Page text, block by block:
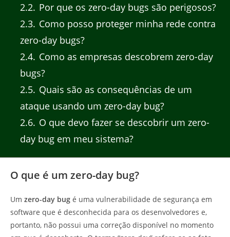
2.2 Por que os zero-day bugs são perigosos?
2.3 Como posso proteger minha rede contra
zero-day bugs?
2.4 Como as empresas descobrem zero-day
bugs?
2.5 Quais são as consequências de um
ataque usando um zero-day bug?
2.6 O que devo fazer se descobrir um zero-
day bug em meu sistema?
O que é um zero-day bug?
Um zero-day bug é uma vulnerabilidade de segurança em
software que é desconhecida para os desenvolvedores e,
portanto, não possui uma correção disponível no momento